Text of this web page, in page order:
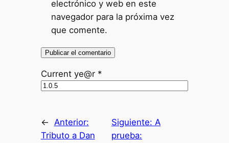
electrónico y web en este
navegador para la próxima vez
que comente.
Current ye@r *
← Anterior:
Tributo a Dan
Siguiente:A
prueba: